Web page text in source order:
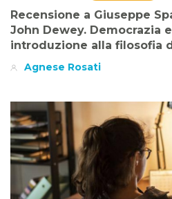
Recensione a Giuseppe
John Dewey. Democrazia
introduzione alla filosofia
Agnese Rosati